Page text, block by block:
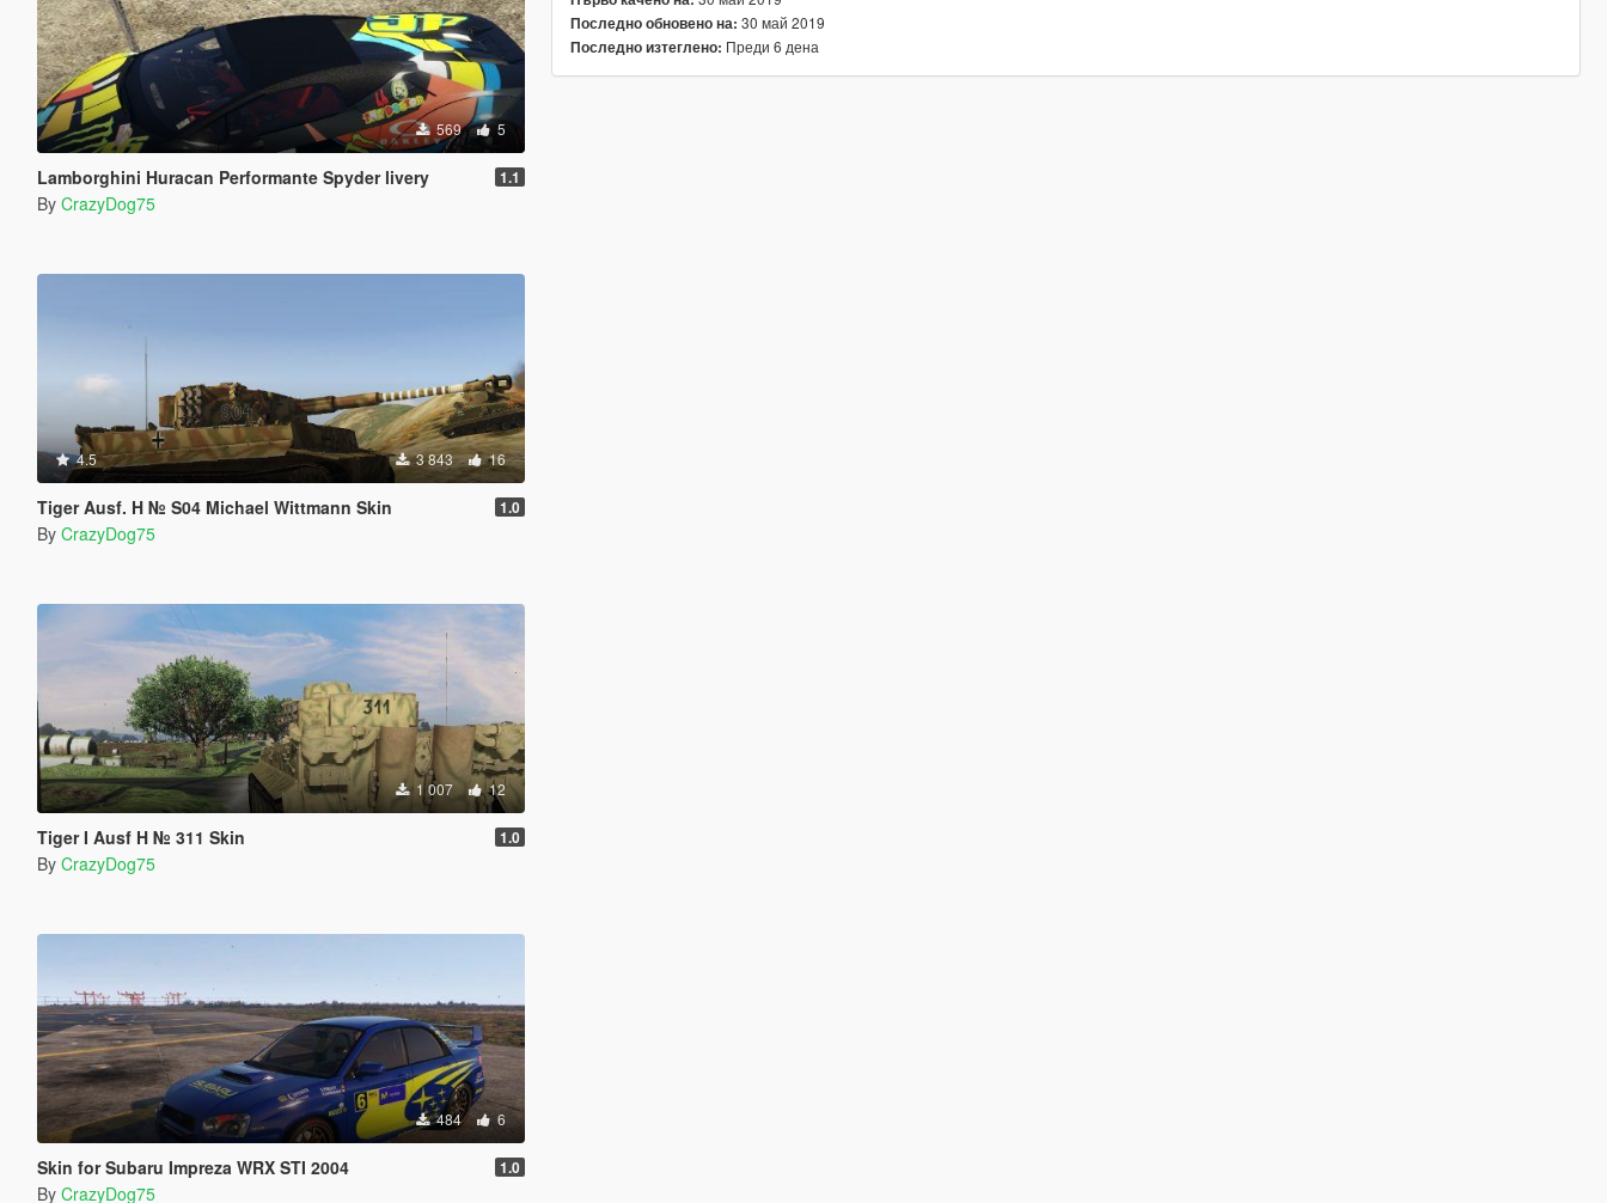
569 5
Lamborghini Huracan Performante Spyder livery 1.1
By CrazyDog75
4.5 3 843 16
Tiger Ausf. H № S04 Michael Wittmann Skin 1.0
By CrazyDog75
1 007 12
Tiger I Ausf H № 311 Skin 1.0
By CrazyDog75
484 6
Skin for Subaru Impreza WRX STI 2004 1.0
By CrazyDog75
Последно обновено на: 30 май 2019
Последно изтеглено: Преди 6 дена